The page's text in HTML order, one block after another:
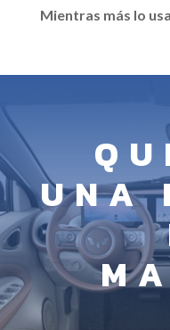
Mientras más lo
UNA